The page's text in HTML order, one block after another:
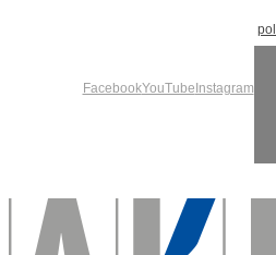
FacebookYouTube Instagram